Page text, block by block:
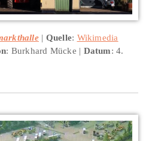
Quelle: Wikimedia
: Burkhard Mücke Datum: 4.